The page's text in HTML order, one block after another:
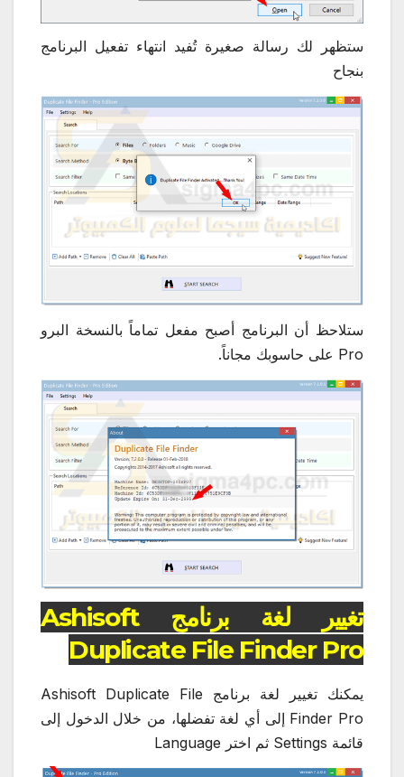
ستظهر لك رسالة صغيرة تُفيد انتهاء تفعيل البرنامج
بنجاح
ستلاحظ أن البرنامج أصبح مفعل تماماً بالنسخة البرو
Pro على حاسوبك مجاناً.
تغيير لغة برنامج Ashisoft
Duplicate File Finder Pro
يمكنك تغيير لغة برنامج Ashisoft Duplicate File
Finder Pro إلى أي لغة تفضلها، من خلال الدخول إلى
قائمة Settings ثم اختر Language